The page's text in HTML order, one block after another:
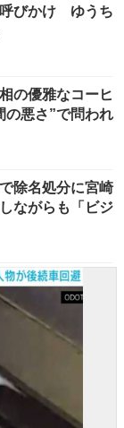
呼びかけ ゆうち
の優雅なコーヒ
の悪さ”で問われ
除名処分に宮崎
ながらも「ビジ